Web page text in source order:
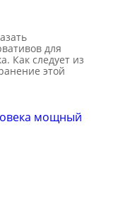
для
Как следует из
этой